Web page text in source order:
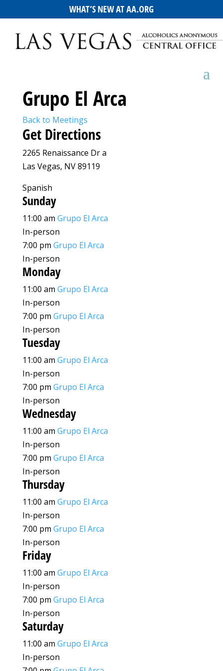
WHAT’S NEW AT AA.ORG
Grupo El Arca
Back to Meetings
Get Directions
2265 Renaissance Dr a
Las Vegas, NV 89119
Spanish
Sunday
11:00 am Grupo El Arca
In-person
7:00 pm Grupo El Arca
In-person
Monday
11:00 am Grupo El Arca
In-person
7:00 pm Grupo El Arca
In-person
Tuesday
11:00 am Grupo El Arca
In-person
7:00 pm Grupo El Arca
In-person
Wednesday
11:00 am Grupo El Arca
In-person
7:00 pm Grupo El Arca
In-person
Thursday
11:00 am Grupo El Arca
In-person
7:00 pm Grupo El Arca
In-person
Friday
11:00 am Grupo El Arca
In-person
7:00 pm Grupo El Arca
In-person
Saturday
11:00 am Grupo El Arca
In-person